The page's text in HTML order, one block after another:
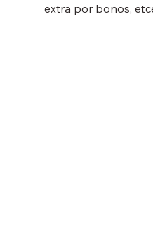
extra por bonos,